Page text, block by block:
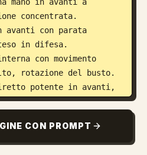
concentrata.
avanti con parata
in difesa.
con movimento
rotazione del busto.
potente in avanti,
che spingono verso
CON PROMPT